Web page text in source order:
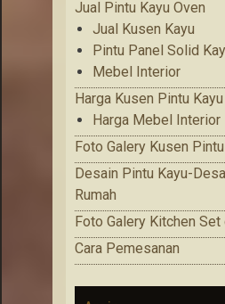
Jual Pintu Kayu Oven
Jual Kusen Kayu
Pintu Panel Solid
Mebel Interior
Harga Kusen Pintu
Harga Mebel Interior
Foto Galery Kusen
Desain Pintu Kayu-
Rumah
Foto Galery Kitchen
Cara Pemesanan